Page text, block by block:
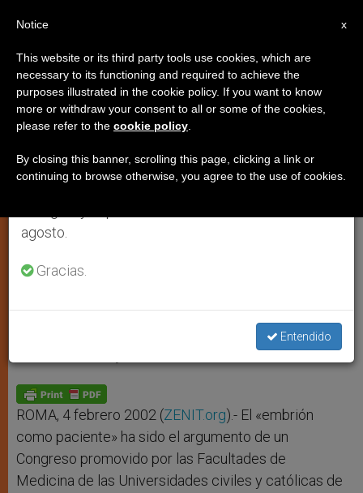
Catedráticos y científicos
declaran oficialmente al
«embrión como paciente»
Congreso de científicos de las
W
s
p
p
M
e
g
e
r
F
b
o
k
T
t
S
e
ROMA, 4 febrero 2002 (ZENIT.org).- El «embrión
como paciente» ha sido el argumento de un
Congreso promovido por las Facultades de
Medicina de las Universidades civiles y católicas de
×
Aviso importante
Del 27 de julio al 7 de agosto haremos la pausa
anual, aprovechando que en el periodo de verano
se generan menos informaciones y también el
agosto.
Gracias.
Entendido
x
Notice
This website or its third party tools use cookies, which are
necessary to its functioning and required to achieve the
purposes illustrated in the cookie policy. If you want to know
more or withdraw your consent to all or some of the cookies,
please refer to the cookie policy
By closing this banner, scrolling this page, clicking a link or
continuing to browse otherwise, you agree to the use of cookies.